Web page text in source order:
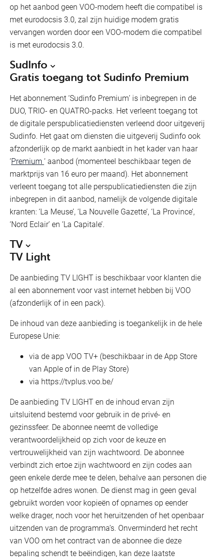
op het aanbod geen VOO-modem heeft die compatibel is
met eurodocsis 3.0, zal zijn huidige modem gratis
vervangen worden door een VOO-modem die compatibel
is met eurodocsis 3.0.
SudInfo
Gratis toegang tot Sudinfo Premium
Het abonnement ‘Sudinfo Premium’ is inbegrepen in de
DUO, TRIO- en QUATRO-packs. Het verleent toegang tot
de digitale perspublicatiediensten verleend door uitgeverij
Sudinfo. Het gaat om diensten die uitgeverij Sudinfo ook
afzonderlijk op de markt aanbiedt in het kader van haar
‘Premium ‘ aanbod (momenteel beschikbaar tegen de
marktprijs van 16 euro per maand). Het abonnement
verleent toegang tot alle perspublicatiediensten die zijn
inbegrepen in dit aanbod, namelijk de volgende digitale
kranten: ‘La Meuse’, ‘La Nouvelle Gazette’, ‘La Province’,
‘Nord Eclair’ en ‘La Capitale’.
TV
TV Light
De aanbieding TV LIGHT is beschikbaar voor klanten die
al een abonnement voor vast internet hebben bij VOO
(afzonderlijk of in een pack).
De inhoud van deze aanbieding is toegankelijk in de hele
Europese Unie:
via de app VOO TV+ (beschikbaar in de App Store
van Apple of in de Play Store)
via https://tvplus.voo.be/
De aanbieding TV LIGHT en de inhoud ervan zijn
uitsluitend bestemd voor gebruik in de privé- en
gezinssfeer. De abonnee neemt de volledige
verantwoordelijkheid op zich voor de keuze en
vertrouwelijkheid van zijn wachtwoord. De abonnee
verbindt zich ertoe zijn wachtwoord en zijn codes aan
geen enkele derde mee te delen, behalve aan personen die
op hetzelfde adres wonen. De dienst mag in geen geval
gebruikt worden voor kopieën of opnames op eender
welke drager, noch voor het heruitzenden of het openbaar
uitzenden van de programma’s. Onverminderd het recht
van VOO om het contract van de abonnee die deze
bepaling schendt te beëindigen, kan deze laatste